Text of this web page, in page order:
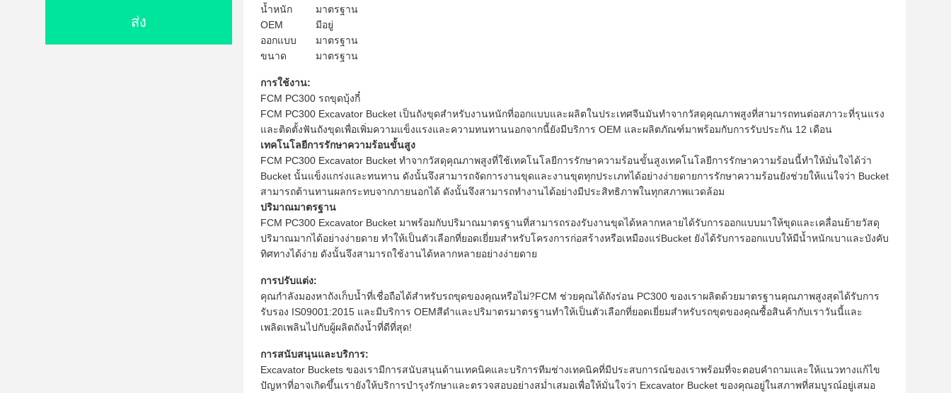
ส่ง
น้ำหนัก
มาตรฐาน
OEM
มีอยู่
ออกแบบ
มาตรฐาน
ขนาด
มาตรฐาน
การใช้งาน:
FCM PC300 รถขุดบุ้งกี๋
FCM PC300 Excavator Bucket เป็นถังขุดสำหรับงานหนักที่ออกแบบและผลิตในประเทศจีนมันทำจากวัสดุคุณภาพสูงที่สามารถทนต่อสภาวะที่รุนแรง
และติดตั้งฟันถังขุดเพื่อเพิ่มความแข็งแรงและความทนทานนอกจากนี้ยังมีบริการ OEM และผลิตภัณฑ์มาพร้อมกับการรับประกัน 12 เดือน
เทคโนโลยีการรักษาความร้อนขั้นสูง
FCM PC300 Excavator Bucket ทำจากวัสดุคุณภาพสูงที่ใช้เทคโนโลยีการรักษาความร้อนขั้นสูงเทคโนโลยีการรักษาความร้อนนี้ทำให้มั่นใจได้ว่า
Bucket นั้นแข็งแกร่งและทนทาน ดังนั้นจึงสามารถจัดการงานขุดและงานขุดทุกประเภทได้อย่างง่ายดายการรักษาความร้อนยังช่วยให้แน่ใจว่า Bucket
สามารถต้านทานผลกระทบจากภายนอกได้ ดังนั้นจึงสามารถทำงานได้อย่างมีประสิทธิภาพในทุกสภาพแวดล้อม
ปริมาณมาตรฐาน
FCM PC300 Excavator Bucket มาพร้อมกับปริมาณมาตรฐานที่สามารถรองรับงานขุดได้หลากหลายได้รับการออกแบบมาให้ขุดและเคลื่อนย้ายวัสดุ
ปริมาณมากได้อย่างง่ายดาย ทำให้เป็นตัวเลือกที่ยอดเยี่ยมสำหรับโครงการก่อสร้างหรือเหมืองแร่Bucket ยังได้รับการออกแบบให้มีน้ำหนักเบาและบังคับ
ทิศทางได้ง่าย ดังนั้นจึงสามารถใช้งานได้หลากหลายอย่างง่ายดาย
การปรับแต่ง:
คุณกำลังมองหาถังเก็บน้ำที่เชื่อถือได้สำหรับรถขุดของคุณหรือไม่?FCM ช่วยคุณได้ถังร่อน PC300 ของเราผลิตด้วยมาตรฐานคุณภาพสูงสุดได้รับการ
รับรอง IS09001:2015 และมีบริการ OEMสีดำและปริมาตรมาตรฐานทำให้เป็นตัวเลือกที่ยอดเยี่ยมสำหรับรถขุดของคุณซื้อสินค้ากับเราวันนี้และ
เพลิดเพลินไปกับผู้ผลิตถังน้ำที่ดีที่สุด!
การสนับสนุนและบริการ:
Excavator Buckets ของเรามีการสนับสนุนด้านเทคนิคและบริการทีมช่างเทคนิคที่มีประสบการณ์ของเราพร้อมที่จะตอบคำถามและให้แนวทางแก้ไข
ปัญหาที่อาจเกิดขึ้นเรายังให้บริการบำรุงรักษาและตรวจสอบอย่างสม่ำเสมอเพื่อให้มั่นใจว่า Excavator Bucket ของคุณอยู่ในสภาพที่สมบูรณ์อยู่เสมอ